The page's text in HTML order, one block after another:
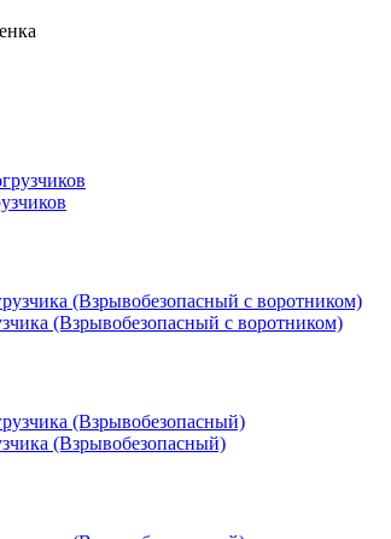
(Взрывобезопасный с воротником)
(Взрывобезопасный)